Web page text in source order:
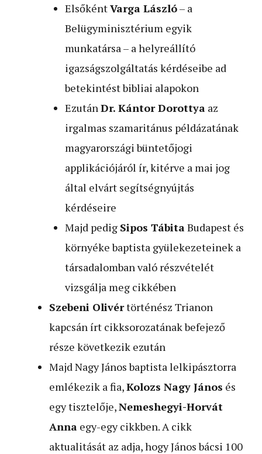
ElsőkéntVarga László– a
Belügyminisztérium egyik
munkatársa – a helyreállító
igazságszolgáltatás kérdéseibe ad
betekintést bibliai alapokon
EzutánDr. Kántor Dorottya az
irgalmas szamaritánus példázatának
magyarországi büntetőjogi
applikációjáról ír, kitérve a mai jog
által elvárt segítségnyújtás
kérdéseire
Majd pedig Sipos TábitaBudapest és
környéke baptista gyülekezeteinek a
társadalomban való részvételét
vizsgálja meg cikkében
Szebeni Olivértörténész Trianon
kapcsán írt cikksorozatának befejező
része következik ezután
Majd Nagy János baptista lelkipásztorra
emlékezik a fia,Kolozs Nagy János és
egy tisztelője,Nemeshegyi-Horvát
Anna egy-egy cikkben. A cikk
aktualitását az adja, hogy János bácsi 100